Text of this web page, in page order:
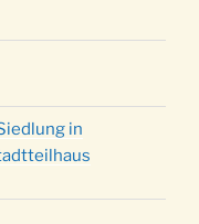
der Kirche um
in der Kirche
der Kirche um
in